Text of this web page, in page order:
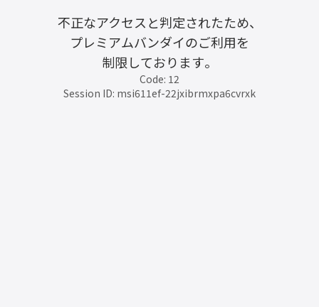
不正なアクセスと判定されたため、
プレミアムバンダイのご利用を
制限しております。
Code: 12
Session ID: msi611ef-22jxibrmxpa6cvrxk